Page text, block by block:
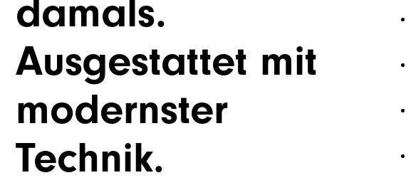
damals.
Ausgestattet mit
modernster
Technik.